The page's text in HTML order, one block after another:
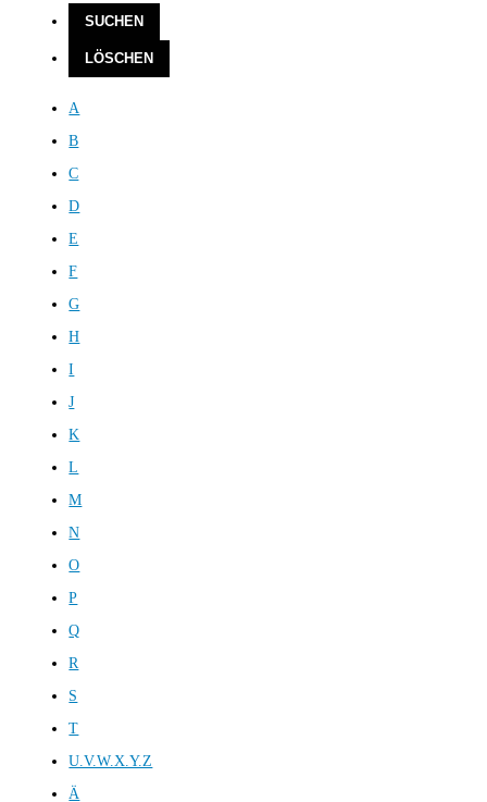
A
B
C
D
E
F
G
H
I
J
K
L
M
N
O
P
Q
R
S
T
U.V.W.X.Y.Z
Ä